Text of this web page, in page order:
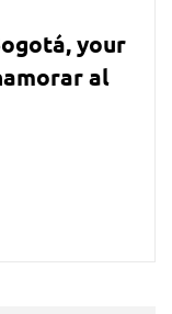
your
al